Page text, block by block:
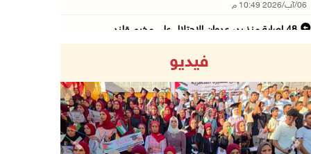
06/آب/2026 10:49 م
48 إصابة منذ بدء عدوان الاحتلال على مخيم قلند ...
06/آب/2026 10:27 م
وزير الداخلية يبحث مع مكافحة المخدرات الدولي ...
06/آب/2026 10:01 م
فيديو
Previous Next